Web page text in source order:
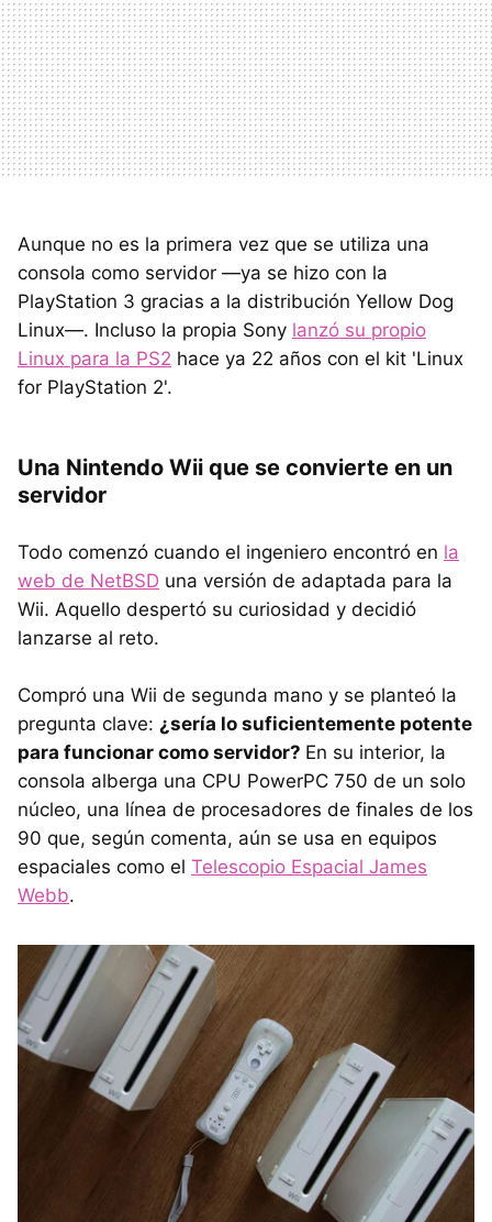
Aunque no es la primera vez que se utiliza una
consola como servidor —ya se hizo con la
PlayStation 3 gracias a la distribución Yellow Dog
Linux—. Incluso la propia Sony lanzó su propio
Linux para la PS2 hace ya 22 años con el kit 'Linux
for PlayStation 2'.
Una Nintendo Wii que se convierte en un
servidor
Todo comenzó cuando el ingeniero encontró en la
web de NetBSD una versión de adaptada para la
Wii. Aquello despertó su curiosidad y decidió
lanzarse al reto.
Compró una Wii de segunda mano y se planteó la
pregunta clave: ¿sería lo suficientemente potente
para funcionar como servidor? En su interior, la
consola alberga una CPU PowerPC 750 de un solo
núcleo, una línea de procesadores de finales de los
90 que, según comenta, aún se usa en equipos
espaciales como el Telescopio Espacial James
Webb.